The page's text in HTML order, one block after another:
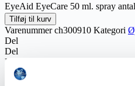
EyeAid EyeCare 50 ml. spray antal
Tilføj til kurv
Varenummerch300910 Kategori
Del
Del
Del